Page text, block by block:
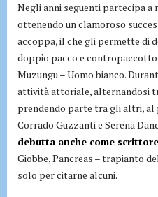
Negli anni seguenti partecipa
ottenendo un clamoroso
accoppa, il che gli permette di
doppio pacco e
Muzungu – Uomo bianco.
attività attoriale, alternandosi
prendendo parte tra gli altri, al
Corrado Guzzanti e Serena
debutta anche come scrittore
Giobbe, Pancreas – trapianto
solo per citarne alcuni.